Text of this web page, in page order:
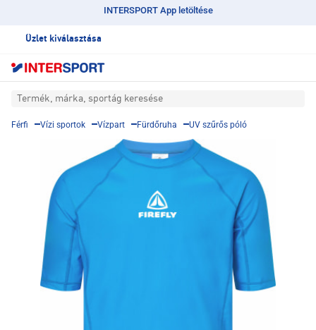
INTERSPORT App letöltése
Üzlet kiválasztása
Termék, márka, sportág keresése
Férfi Vízi sportok Vízpart Fürdőruha UV szűrős póló